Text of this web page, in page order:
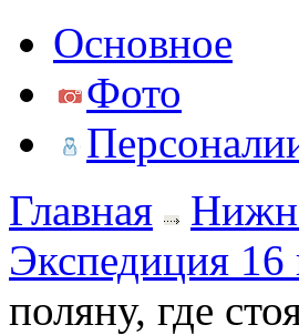
Основное
Фото
Главная
Экспедиция
поляну, где